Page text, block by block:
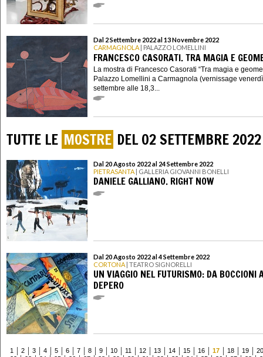
Dal 2 Settembre 2022 al 13 Novembre 2022
CARMAGNOLA | PALAZZO LOMELLINI
FRANCESCO CASORATI. TRA MAGIA E
La mostra di Francesco Casorati “Tra magia e
Palazzo Lomellini a Carmagnola (vernissage
settembre alle 18,3...
TUTTE LE MOSTRE DEL 02 SETTEMBRE 2022
Dal 20 Agosto 2022 al 24 Settembre 2022
PIETRASANTA | GALLERIA GIOVANNI BONELLI
DANIELE GALLIANO. RIGHT NOW
Dal 20 Agosto 2022 al 4 Settembre 2022
CORTONA | TEATRO SIGNORELLI
UN VIAGGIO NEL FUTURISMO: DA BOCCIONI
DEPERO
1 2 3 4 5 6 7 8 9 10 11 12 13 14 15 16 17 18 19
20